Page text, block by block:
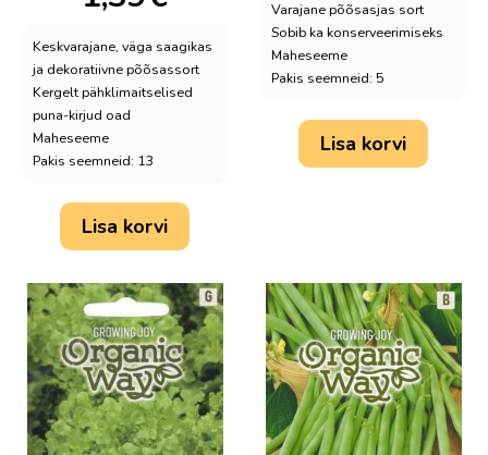
Keskvarajane, väga saagikas
ja dekoratiivne põõsassort
Kergelt pähklimaitselised
puna-kirjud oad
Maheseeme
Pakis seemneid: 13
Lisa korvi
Varajane põõsasjas sort
Sobib ka konserveerimiseks
Maheseeme
Pakis seemneid: 5
Lisa korvi